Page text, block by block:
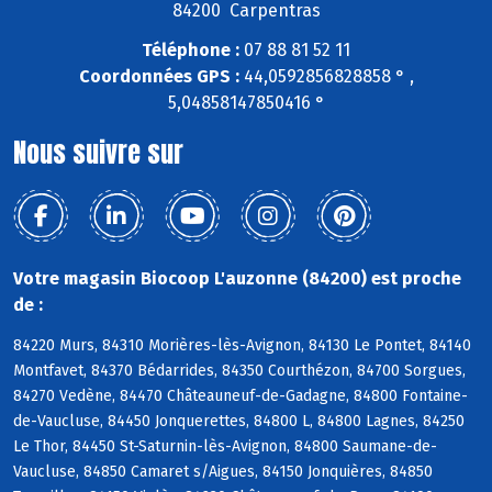
84200 Carpentras
Téléphone : 07 88 81 52 11
Coordonnées GPS :44,0592856828858 ° ,
5,04858147850416 °
Nous suivre sur
Votre magasin Biocoop L'auzonne (84200) est proche
de :
84220 Murs, 84310 Morières-lès-Avignon, 84130 Le Pontet, 84140
Montfavet, 84370 Bédarrides, 84350 Courthézon, 84700 Sorgues,
84270 Vedène, 84470 Châteauneuf-de-Gadagne, 84800 Fontaine-
de-Vaucluse, 84450 Jonquerettes, 84800 L, 84800 Lagnes, 84250
Le Thor, 84450 St-Saturnin-lès-Avignon, 84800 Saumane-de-
Vaucluse, 84850 Camaret s/Aigues, 84150 Jonquières, 84850